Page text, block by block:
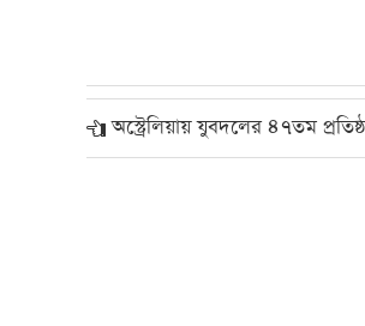
অস্ট্রেলিয়ায় যুবদলের ৪৭তম